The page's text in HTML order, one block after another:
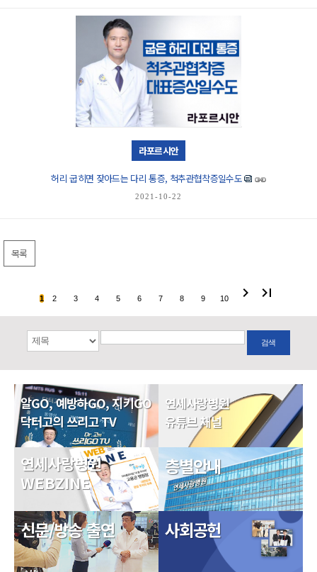
라포르시안
허리 굽히면 잦아드는 다리 통증, 척추관협착증일수도
2021-10-22
목록
1 2 3 4 5 6 7 8 9 10 chevron_right last_page
검색
알GO, 예방하GO, 지키GO
닥터고의 쓰리고 TV
연세사랑병원
유튜브 채널
연세사랑병원
WEBZINE
신문/방송 출연
층별안내
사회공헌